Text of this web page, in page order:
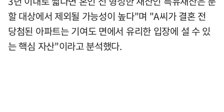
할 대상에서 제외될 가능성이 높다"며 "A씨가 결혼 전
당첨된 아파트는 기여도 면에서 유리한 입장에 설 수 있
는 핵심 자산"이라고 분석했다.